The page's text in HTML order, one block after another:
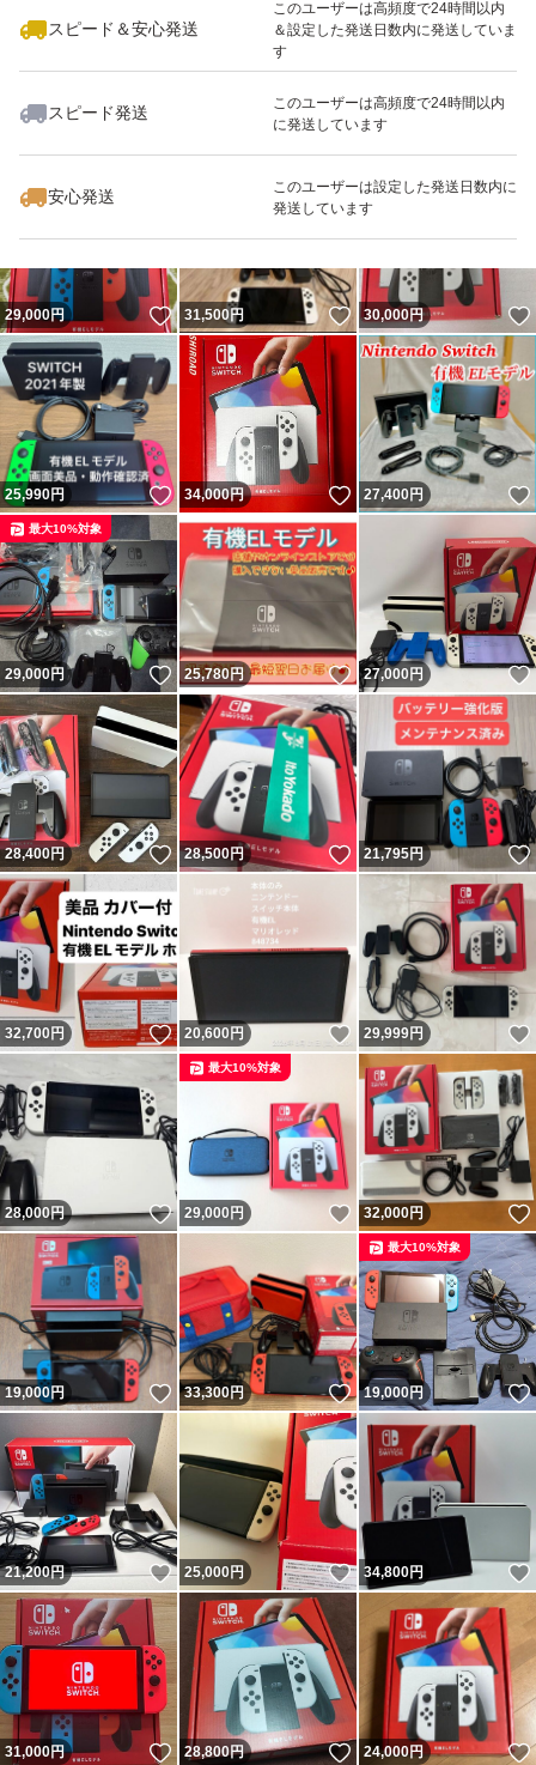
な方は、ご購入をお控えください。
・当方はインボイス登録事業者ではなく、匿名取引となる
ため、請求書及び領収書の発行には対応しておりません。
・すり替え防止のため、返品・交換はお受けしておりませ
ん（シリアル番号は控えております）。
ます。
・商品到着後は、お早めに受取評価をしていただけますと
幸いです。
・万が一、何かございましたら、受取評価前にご相談いた
だけますと幸いです。
【古物商許可情報】
千葉県公安委員会許可
第441120001466号
スピード＆安心発送
このユーザーは高頻度で24時間以内
＆設定した発送日数内に発送していま
す
スピード発送
このユーザーは高頻度で24時間以内
に発送しています
安心発送
このユーザーは設定した発送日数内に
発送しています
いいね！
23,000
29,000円 いいね！
31,500 円 いいね！
30,000円
25,990円 いいね！
34,000円 いいね！
27,400円
29,000円 いいね！
最大10%対象
25,780円 いいね！
27,000円
28,400円 いいね！
28,500円 いいね！
21,795円
32,700円 いいね！
20,600 円 いいね！
29,999円
28,000円 いいね！
29,000 円 いいね！
最大10%対象
32,000円
19,000円 いいね！
33,300円 いいね！
19,000円
最大10%対象
21,200円 いいね！
25,000円 いいね！
34,800円
31,000円 いいね！
28,800円 いいね！
24,000円